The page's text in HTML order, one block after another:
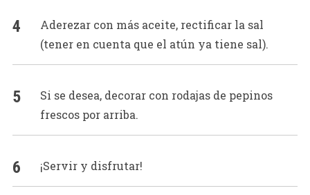
Aderezar con más aceite, rectificar la sal
(tener en cuenta que el atún ya tiene sal).
Si se desea, decorar con rodajas de pepinos
frescos por arriba.
¡Servir y disfrutar!